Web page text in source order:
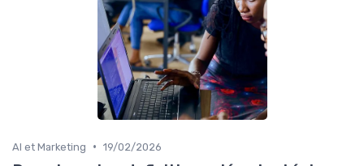
AI et Marketing • 19/02/2026